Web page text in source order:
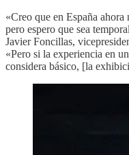
«Creo que en España
pero espero que sea
Javier Foncillas,
«Pero si la experiencia en
considera básico, [la